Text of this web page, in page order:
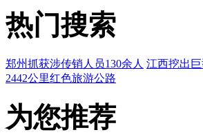
热门搜索
郑州抓获涉传销人员130余人 江西挖出
2442公里红色旅游公路
为您推荐